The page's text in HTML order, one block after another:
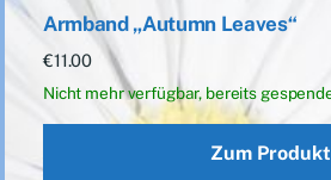
Armband „Autumn Leaves“
€11.00
Zum Produkt